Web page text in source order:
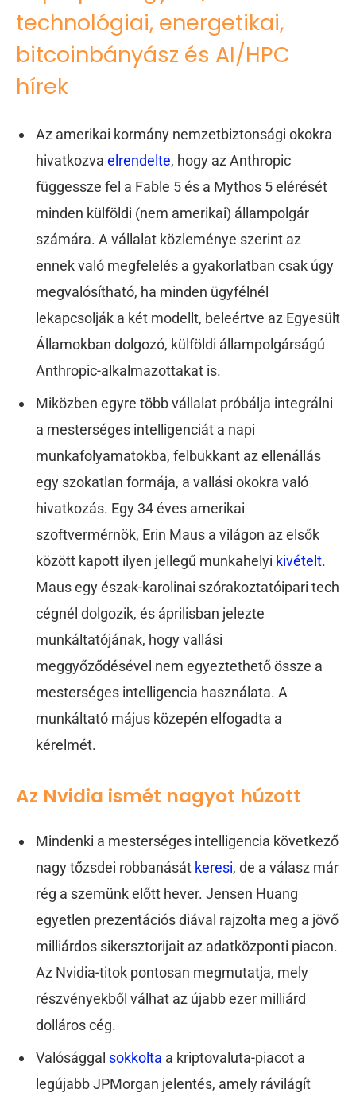
technológiai, energetikai,
bitcoinbányász és AI/HPC
hírek
Az amerikai kormány nemzetbiztonsági okokra
hivatkozva elrendelte, hogy az Anthropic
függessze fel a Fable 5 és a Mythos 5 elérését
minden külföldi (nem amerikai) állampolgár
számára. A vállalat közleménye szerint az
ennek való megfelelés a gyakorlatban csak úgy
megvalósítható, ha minden ügyfélnél
lekapcsolják a két modellt, beleértve az Egyesült
Államokban dolgozó, külföldi állampolgárságú
Anthropic-alkalmazottakat is.
Miközben egyre több vállalat próbálja integrálni
a mesterséges intelligenciát a napi
munkafolyamatokba, felbukkant az ellenállás
egy szokatlan formája, a vallási okokra való
hivatkozás. Egy 34 éves amerikai
szoftvermérnök, Erin Maus a világon az elsők
között kapott ilyen jellegű munkahelyi kivételt.
Maus egy észak-karolinai szórakoztatóipari tech
cégnél dolgozik, és áprilisban jelezte
munkáltatójának, hogy vallási
meggyőződésével nem egyeztethető össze a
mesterséges intelligencia használata. A
munkáltató május közepén elfogadta a
kérelmét.
Az Nvidia ismét nagyot húzott
Mindenki a mesterséges intelligencia következő
nagy tőzsdei robbanását keresi, de a válasz már
rég a szemünk előtt hever. Jensen Huang
egyetlen prezentációs diával rajzolta meg a jövő
milliárdos sikersztorijait az adatközponti piacon.
Az Nvidia-titok pontosan megmutatja, mely
részvényekből válhat az újabb ezer milliárd
dolláros cég.
Valósággal sokkolta a kriptovaluta-piacot a
legújabb JPMorgan jelentés, amely rávilágít